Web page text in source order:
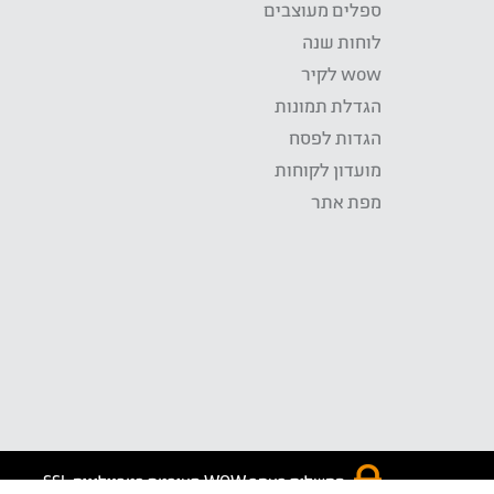
ספלים מעוצבים
לוחות שנה
wow לקיר
הגדלת תמונות
הגדות לפסח
מועדון לקוחות
מפת אתר
התשלום באתר WOW מאובטח בטכנולוגית SSL